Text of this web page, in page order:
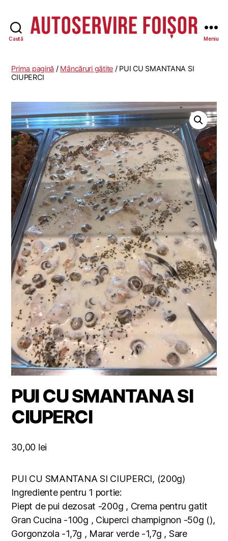
Caută Meniu
Prima pagină / Mâncăruri gătite / PUI CU SMANTANA SI
CIUPERCI
PUI CU SMANTANA SI
CIUPERCI
30,00 lei
PUI CU SMANTANA SI CIUPERCI, (200g)
Ingrediente pentru 1 portie:
Piept de pui dezosat -200g , Crema pentru gatit
Gran Cucina -100g , Ciuperci champignon -50g (),
Gorgonzola -1,7g , Marar verde -1,7g , Sare